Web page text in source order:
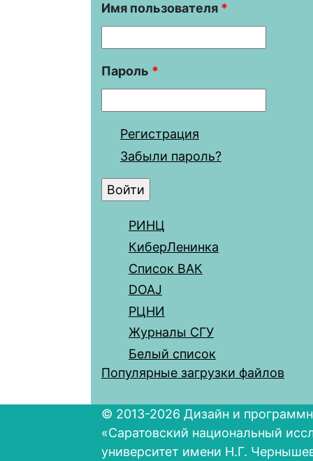
Имя пользователя *
Пароль *
Регистрация
Забыли пароль?
РИНЦ
КиберЛенинка
Список ВАК
DOAJ
РЦНИ
Журналы СГУ
Белый список
Популярные загрузки файлов
© 2013-2026 Дизайн и
«Саратовский национальный
университет имени Н.Г.